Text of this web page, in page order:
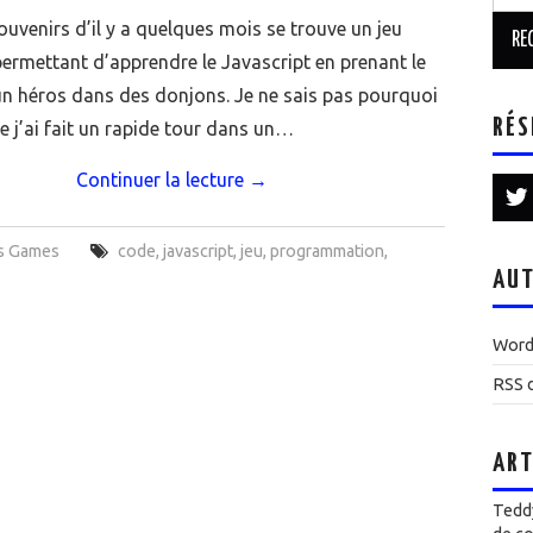
d’il y a quelques mois se trouve un jeu
d’apprendre le Javascript en prenant le
héros dans des donjons. Je ne sais pas pourquoi
j’ai fait un rapide tour dans un…
Continuer la lecture →
Games code, javascript, jeu, programmation,
RSS